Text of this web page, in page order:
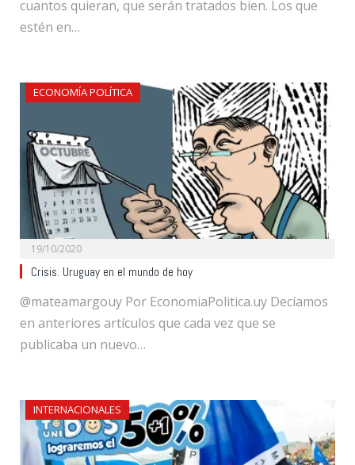
cuantos quieran, que serán tratados bien. Los que
estén en…
ECONOMÍA POLÍTICA
19/10/2020
Crisis. Uruguay en el mundo de hoy
@mateamargouy Por EconomiaPolitica.uy Decíamos
en anteriores artículos que cada vez que se
publicaba un nuevo…
INTERNACIONALES